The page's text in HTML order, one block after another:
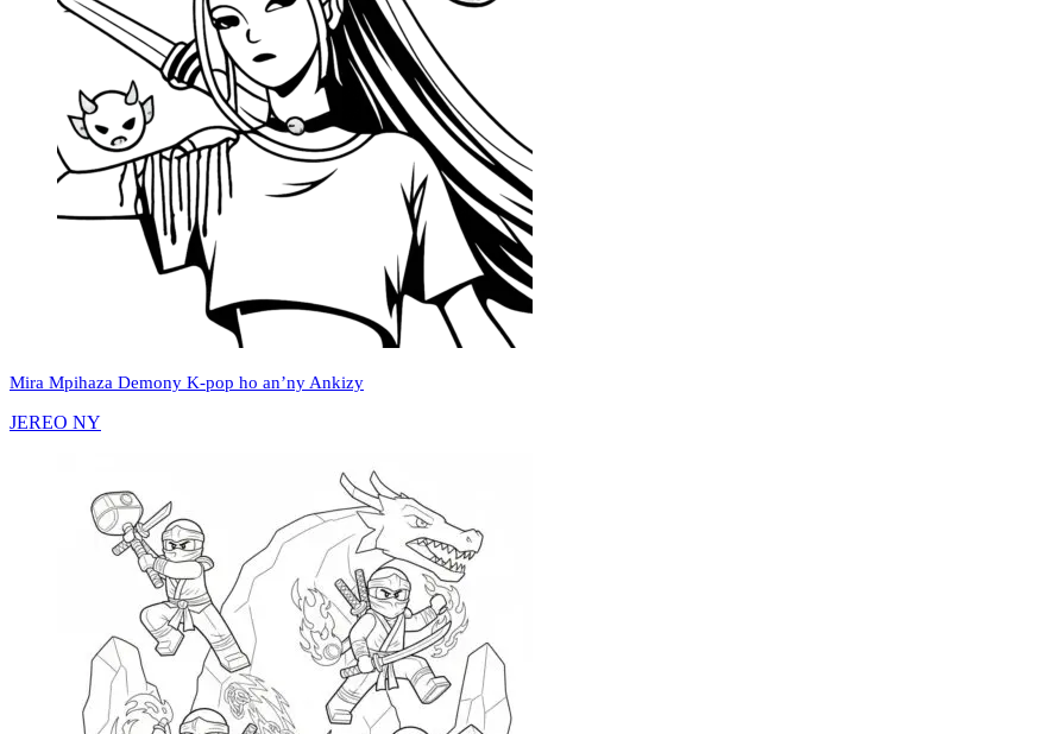
Mira Mpihaza Demony K‑pop ho an’ny Ankizy
JEREO NY